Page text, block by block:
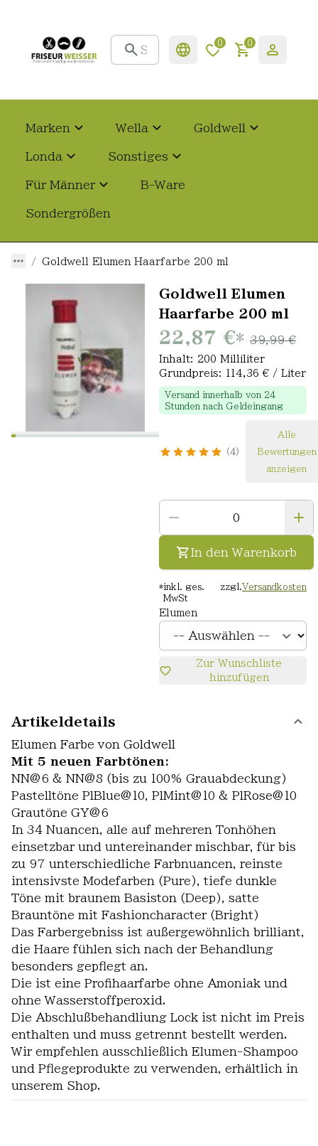
0 0
Marken Wella Goldwell
Londa Sonstiges
Für Männer B-Ware
Sondergrößen
Goldwell Elumen Haarfarbe 200 ml
Goldwell Elumen
Haarfarbe 200 ml
22,87 €* 39,99 €
Inhalt: 200 Milliliter
Grundpreis: 114,36 € / Liter
Versand innerhalb von 24
Stunden nach Geldeingang
4
Alle
Bewertungen
anzeigen
In den Warenkorb
*inkl. ges.
MwSt
zzgl. Versandkosten
Elumen
Zur Wunschliste
hinzufügen
Artikeldetails
Elumen Farbe von Goldwell
Mit 5 neuen Farbtönen:
NN@6 & NN@8 (bis zu 100% Grauabdeckung)
Pastelltöne PlBlue@10, PlMint@10 & PlRose@10
Grautöne GY@6
In 34 Nuancen, alle auf mehreren Tonhöhen
einsetzbar und untereinander mischbar, für bis
zu 97 unterschiedliche Farbnuancen, reinste
intensivste Modefarben (Pure), tiefe dunkle
Töne mit braunem Basiston (Deep), satte
Brauntöne mit Fashioncharacter (Bright)
Das Farbergebniss ist außergewöhnlich brilliant,
die Haare fühlen sich nach der Behandlung
besonders gepflegt an.
Die ist eine Profihaarfarbe ohne Amoniak und
ohne Wasserstoffperoxid.
Die Abschlußbehandliung Lock ist nicht im Preis
enthalten und muss getrennt bestellt werden.
Wir empfehlen ausschließlich Elumen-Shampoo
und Pflegeprodukte zu verwenden, erhältlich in
unserem Shop.